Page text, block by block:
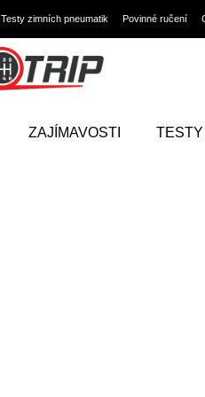
Testy zimních pneumatik Povinné ručení
ZAJÍMAVOSTI TESTY